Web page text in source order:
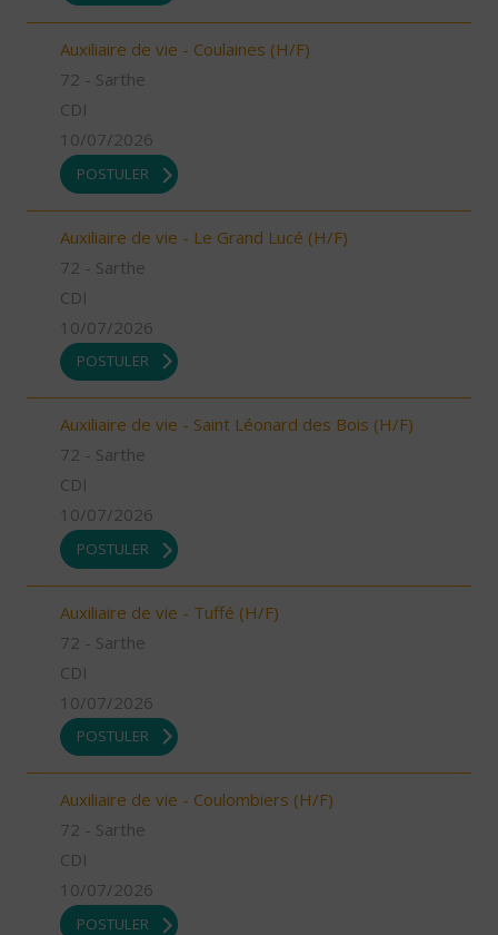
Auxiliaire de vie - Coulaines (H/F)
72 - Sarthe
CDI
10/07/2026
POSTULER
Auxiliaire de vie - Le Grand Lucé (H/F)
72 - Sarthe
CDI
10/07/2026
POSTULER
Auxiliaire de vie - Saint Léonard des Bois (H/F)
72 - Sarthe
CDI
10/07/2026
POSTULER
Auxiliaire de vie - Tuffé (H/F)
72 - Sarthe
CDI
10/07/2026
POSTULER
Auxiliaire de vie - Coulombiers (H/F)
72 - Sarthe
CDI
10/07/2026
POSTULER